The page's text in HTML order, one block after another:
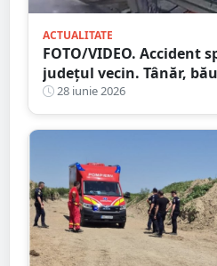
ACTUALITATE
FOTO/VIDEO. Accident
județul vecin. Tânăr,
un stâlp cu mașina și a
28 iunie 2026